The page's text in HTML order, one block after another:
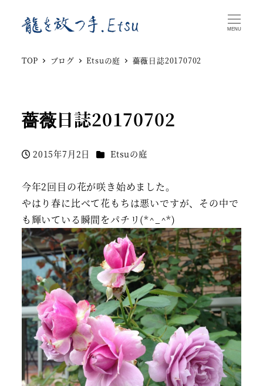
MENU
TOP ブログ Etsuの庭 薔薇日誌20170702
薔薇日誌20170702
投稿日
2015年7月2日 カテゴリー
Etsuの庭
今年2回目の花が咲き始めました。
やはり春に比べて花もちは悪いですが、その中で
も輝いている瞬間をパチリ(*^_^*)